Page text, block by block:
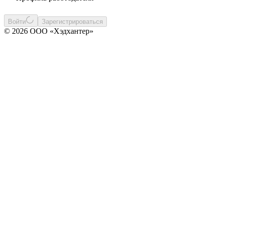
Войти Зарегистрироваться
© 2026 ООО «Хэдхантер»